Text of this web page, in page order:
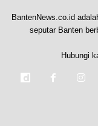
BantenNews.co.id
seputar Banten
Hubungi